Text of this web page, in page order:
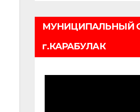
МУНИЦИПАЛЬНЫЙ
г.КАРАБУЛАК